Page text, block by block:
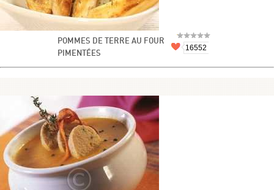
POMMES DE TERRE AU FOUR
PIMENTÉES
16552